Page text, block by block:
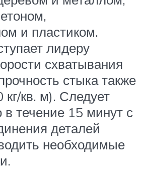
и пластиком.
лидеру
схватывания
стыка также
кг/кв. м). Следует
в течение 15 минут с
деталей
необходимые